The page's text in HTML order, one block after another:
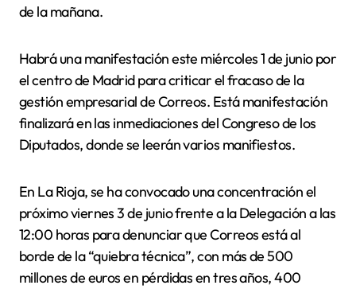
de la mañana.
Habrá una manifestación este miércoles 1 de junio por
el centro de Madrid para criticar el fracaso de la
gestión empresarial de Correos. Está manifestación
finalizará en las inmediaciones del Congreso de los
Diputados, donde se leerán varios manifiestos.
En La Rioja, se ha convocado una concentración el
próximo viernes 3 de junio frente a la Delegación a las
12:00 horas para denunciar que Correos está al
borde de la “quiebra técnica”, con más de 500
millones de euros en pérdidas en tres años, 400